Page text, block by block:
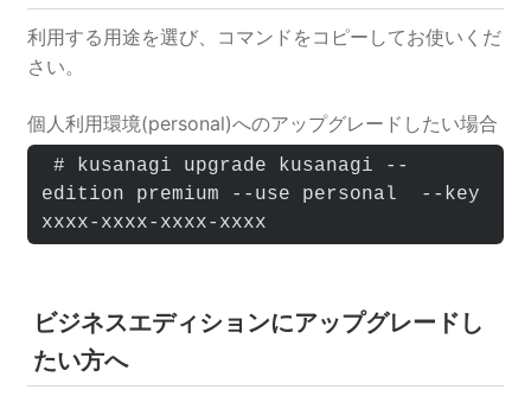
利用する用途を選び、コマンドをコピーしてお使いくだ
さい。
個人利用環境(personal)へのアップグレードしたい場合
edition premium --use personal  --key
xxxx-xxxx-xxxx-xxxx
ビジネスエディションにアップグレードし
たい方へ